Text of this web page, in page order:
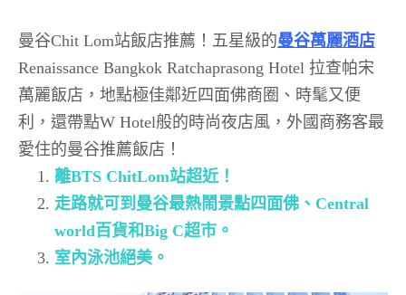
曼谷Chit Lom站飯店推薦！五星級的曼谷萬麗酒店
Renaissance Bangkok Ratchaprasong Hotel 拉查帕宋
萬麗飯店，地點極佳鄰近四面佛商圈、時髦又便
利，還帶點W Hotel般的時尚夜店風，外國商務客最
愛住的曼谷推薦飯店！
離BTS ChitLom站超近！
走路就可到曼谷最熱鬧景點四面佛、Central
world百貨和Big C超市。
室內泳池絕美。